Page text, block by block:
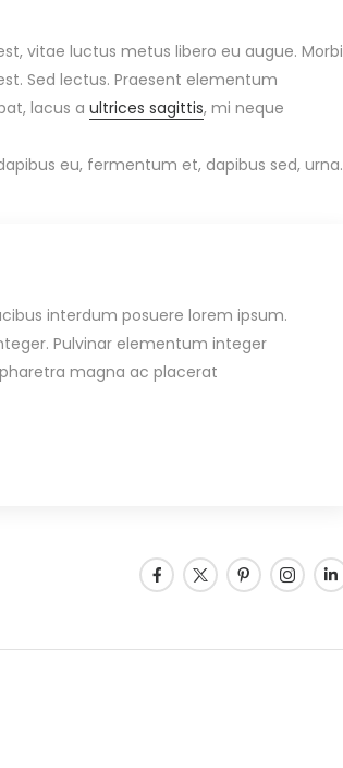
vitae luctus metus libero eu augue. Morbi
Sed lectus. Praesent elementum
lacus a ultrices sagittis, mi neque
eu, fermentum et, dapibus sed, urna.
interdum posuere lorem ipsum.
Pulvinar elementum integer
magna ac placerat